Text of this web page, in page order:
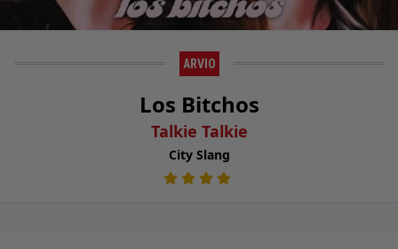
ARVIO
Los Bitchos
Talkie Talkie
City Slang